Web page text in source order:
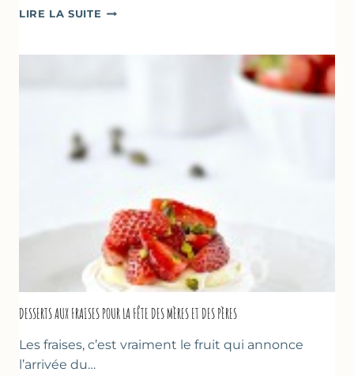
LIRE LA SUITE GÂTEAU
FRAISES
DESSERTS AUX FRAISES POUR LA FÊTE DES MÈRES ET DES PÈRES
Les fraises, c’est vraiment le fruit qui annonce
l’arrivée du…